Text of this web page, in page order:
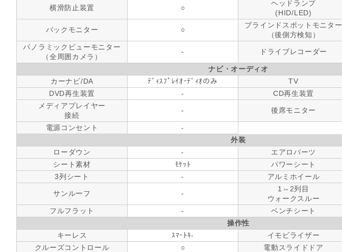
横滑防止装置 ○
ヘッドランプ
(HID/LED)
バックモニター ○
ブラインドスポットモニター
（後側方検知）
パノラミックビューモニター
（全周囲カメラ）
- ドライブレコーダー
ナビ・オーディオ
カーナビ/DA
ﾃﾞｨｽﾌﾟﾚｲｵｰﾃﾞｨｵのみ TV
DVD再生装置
- CD再生装置
メディアプレイヤー
接続
- 後席モニター
電源コンセント
-
外装
ローダウン
- エアロパーツ
シート素材
ﾓｹｯﾄ パワーシート
3列シート
- アルミホイール
サンルーフ -
1⇔2列目
ウォークスルー
フルフラット - ベンチシート
操作性
キーレス
ｽﾏｰﾄｷ- イモビライザー
クルーズコントロール
○ 電動スライドドア